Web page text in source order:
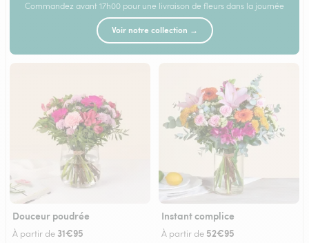
Commandez avant 17h00 pour une livraison de fleurs dans la journée
Voir notre collection →
Douceur poudrée
À partir de 31€95
Instant complice
À partir de 52€95